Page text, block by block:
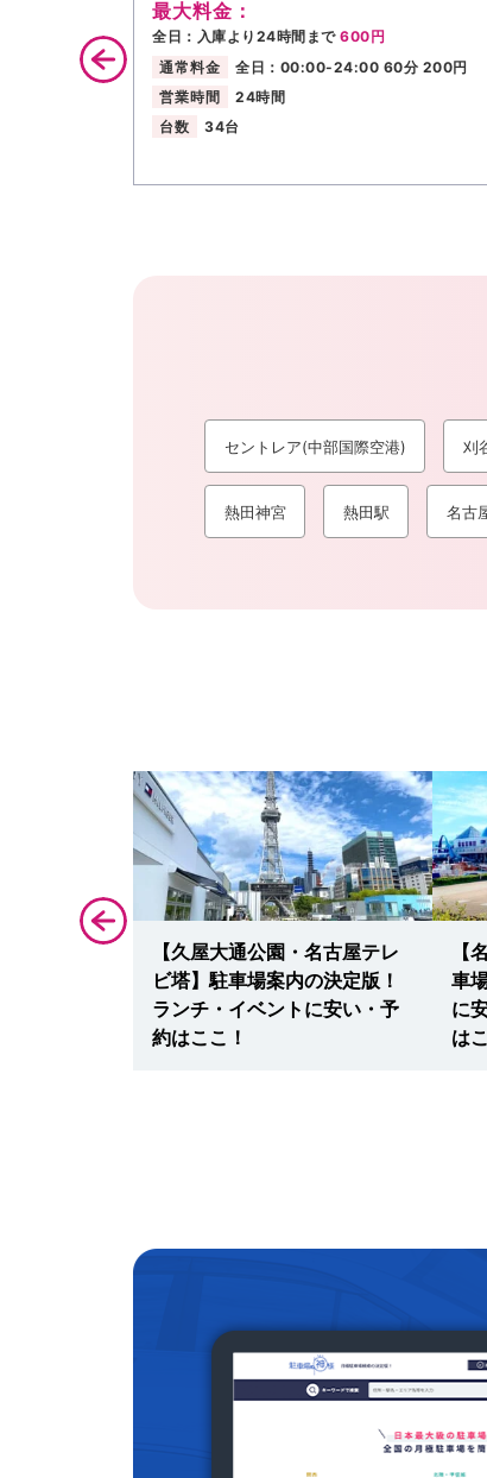
最大料金：
全日：入庫より24時間まで 600円
通常料金
全日：00:00-24:00 60分 200円
営業時間
24時間
台数
34台
セントレア(中部国際空港) 刈
熱田神宮 熱田駅 名古
園】厳選
【久屋大通公園・名古屋テレ
ビ塔】駐車場案内の決定版！
ランチ・イベントに安い・予
約はここ！
【
車
に
は